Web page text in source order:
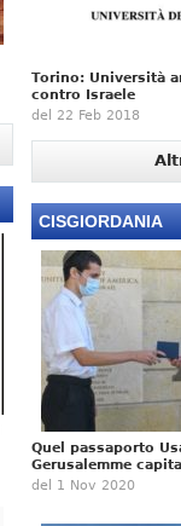
Torino: Università
contro Israele
del 22 Feb 2018
CISGIORDANIA
Quel passaporto
Gerusalemme
del 1 Nov 2020